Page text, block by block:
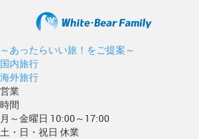
～あったらいい旅！をご提案～
国内旅行
海外旅行
営業
時間
月～金曜日 10:00～17:00
土・日・祝日 休業